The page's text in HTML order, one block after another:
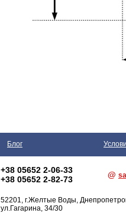
Блог
+38 05652 2-06-33
+38 05652 2-82-73
@
52201, г.Желтые Воды,
ул.Гагарина, 34/30